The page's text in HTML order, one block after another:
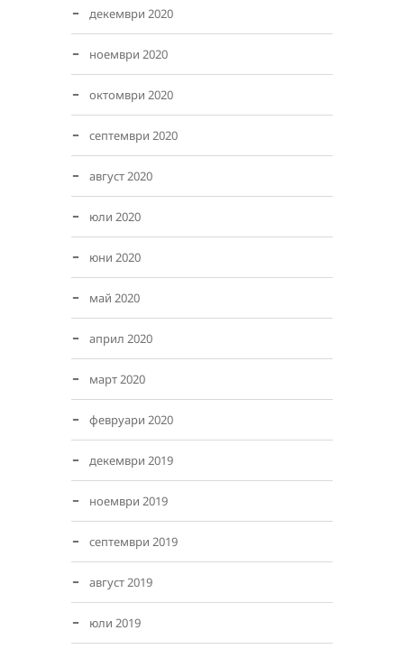
декември 2020
ноември 2020
октомври 2020
септември 2020
август 2020
юли 2020
юни 2020
май 2020
април 2020
март 2020
февруари 2020
декември 2019
ноември 2019
септември 2019
август 2019
юли 2019